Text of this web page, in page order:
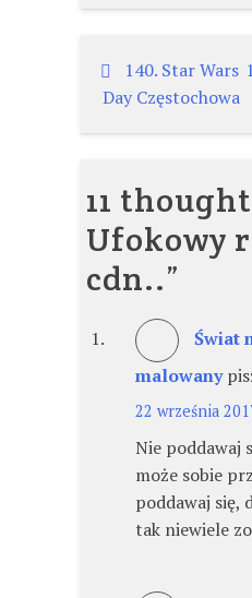
wpisu
140. Star Wars
Day Częstochowa
11
Ufokowy
cdn..”
Świat
malowany
22 września
Nie poddawaj
może sobie
poddawaj się,
tak niewiele